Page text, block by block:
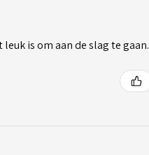
is om aan de slag te gaan.